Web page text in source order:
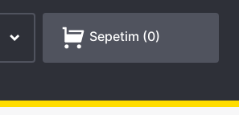
Sepetim (0)